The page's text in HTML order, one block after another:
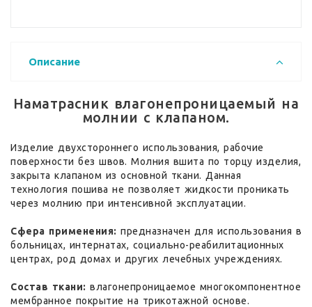
Описание
Наматрасник влагонепроницаемый на
молнии с клапаном.
Изделие двухстороннего использования, рабочие
поверхности без швов. Молния вшита по торцу изделия,
закрыта клапаном из основной ткани. Данная
технология пошива не позволяет жидкости проникать
через молнию при интенсивной эксплуатации.
Сфера применения: предназначен для использования в
больницах, интернатах, социально-реабилитационных
центрах, род домах и других лечебных учреждениях.
Состав ткани: влагонепроницаемое многокомпонентное
мембранное покрытие на трикотажной основе.